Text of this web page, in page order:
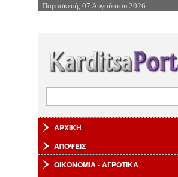
Επιστροφή στην Πλοήγηση
Παρασκευή, 07 Αυγούστου 2026
ΑΡΧΙΚΗ
ΑΠΟΨΕΙΣ
ΟΙΚΟΝΟΜΙΑ - ΑΓΡΟΤΙΚΑ